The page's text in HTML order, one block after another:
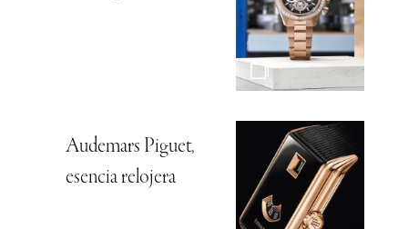
Audemars Piguet,
esencia relojera